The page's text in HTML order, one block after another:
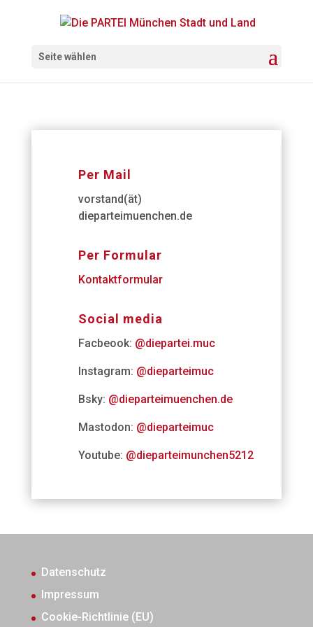
Seite wählen
Per Mail
vorstand(ät)
dieparteimuenchen.de
Per Formular
Kontaktformular
Social media
Facbeook: @diepartei.muc
Instagram: @dieparteimuc
Bsky: @dieparteimuenchen.de
Mastodon: @dieparteimuc
Youtube: @dieparteimunchen5212
Datenschutz
Impressum
Cookie-Richtlinie (EU)